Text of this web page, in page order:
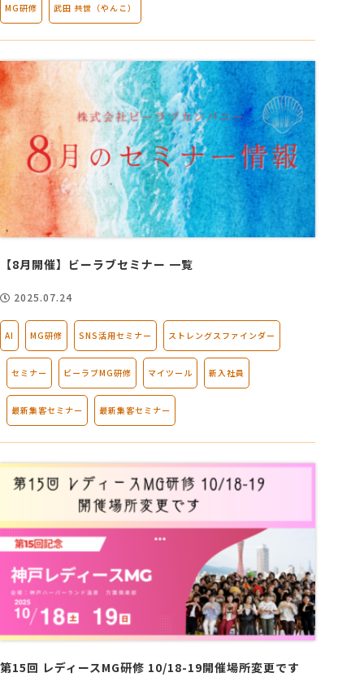
MG研修 武田 共世（やんこ）
【8月開催】ビーラブセミナー 一覧
2025.07.24
AI MG研修 SNS活用セミナー ストレングスファインダー
セミナー ビーラブMG研修 マイツール 新入社員
最新集客セミナー 最新集客セミナー
第15回 レディースMG研修 10/18-19開催場所変更です